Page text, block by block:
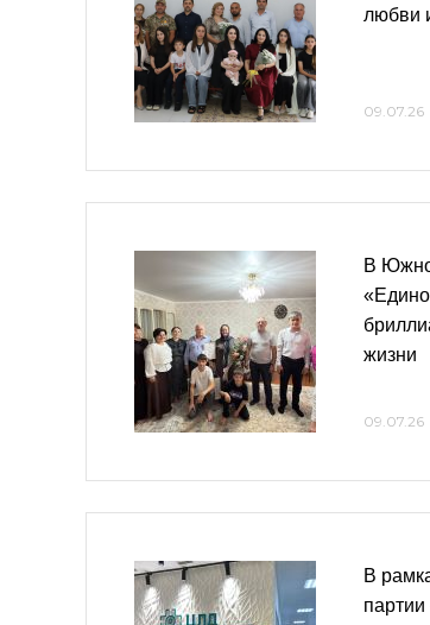
любви
09.07.26
В
жизни
09.07.26
В